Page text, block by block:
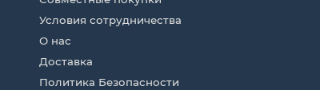
Условия сотрудничества
О нас
Доставка
Политика Безопасности